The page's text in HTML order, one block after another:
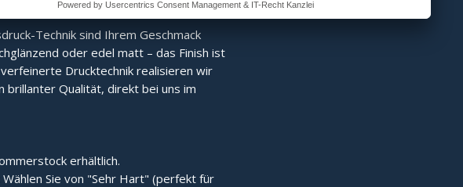
Technik sind Ihrem Geschmack
oder edel matt – das Finish ist
Drucktechnik realisieren wir
brillanter Qualität, direkt bei uns im
erhältlich.
Wählen Sie von "Sehr Hart" (perfekt für